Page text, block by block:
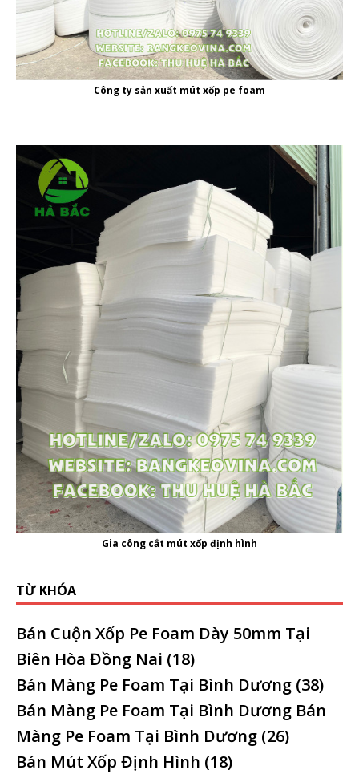
Công ty sản xuất mút xốp pe foam
Gia công cắt mút xốp định hình
TỪ KHÓA
Bán Cuộn Xốp Pe Foam Dày 50mm Tại
Biên Hòa Đồng Nai (18)
Bán Màng Pe Foam Tại Bình Dương (38)
Bán Màng Pe Foam Tại Bình Dương Bán
Màng Pe Foam Tại Bình Dương (26)
Bán Mút Xốp Định Hình (18)